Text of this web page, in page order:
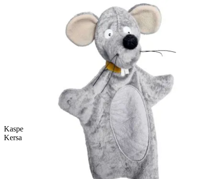
Kasperlepuppe Bräutigam - Handpuppe fürs Kasperletheater |
Kersa Classic